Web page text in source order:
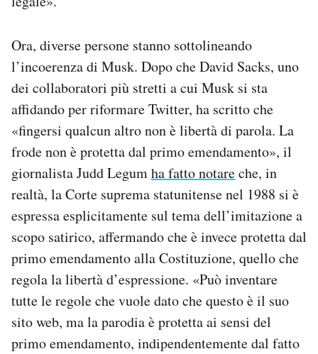
Ora, diverse persone stanno sottolineando
l’incoerenza di Musk. Dopo che David Sacks, uno
dei collaboratori più stretti a cui Musk si sta
affidando per riformare Twitter, ha scritto che
«fingersi qualcun altro non è libertà di parola. La
frode non è protetta dal primo emendamento», il
giornalista Judd Legumha fatto notareche, in
realtà, la Corte suprema statunitense nel 1988 si è
espressa esplicitamente sul tema dell’imitazione a
scopo satirico, affermando che è invece protetta dal
primo emendamento alla Costituzione, quello che
regola la libertà d’espressione. «Può inventare
tutte le regole che vuole dato che questo è il suo
sito web, ma la parodia è protetta ai sensi del
primo emendamento, indipendentemente dal fatto